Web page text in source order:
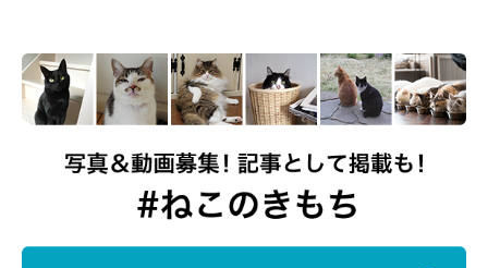
「長毛種なのでお風呂に入れると毎回の大変身にびっくりせられ
ます。」（投稿者 京都府／36さん）
なんとこちらの猫ちゃんは、長毛猫種とのこと！！
という言葉に愛情を感じます(笑)
飼い主さんはぽっちゃり系だと思っていたとのことなので、モフ